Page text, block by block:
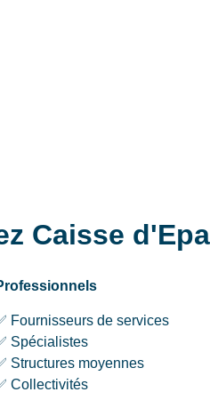
Caisse
Fournisseurs de services
Spécialistes
Structures moyennes
Collectivités